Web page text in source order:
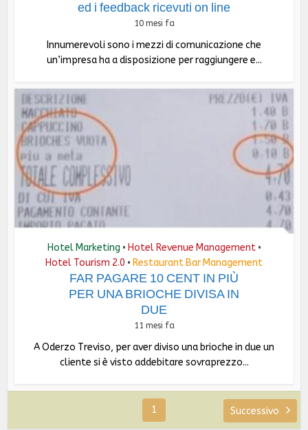
ed i feedback ricevuti on line
10 mesi fa
Innumerevoli sono i mezzi di comunicazione che
un’impresa ha a disposizione per raggiungere e...
Hotel Marketing • Hotel Revenue Management •
Hotel Tourism 2.0 • Restaurant Bar Management
FAR PAGARE 10 CENT IN PIÙ
PER UNA BRIOCHE DIVISA IN
DUE
11 mesi fa
A Oderzo Treviso, per aver diviso una brioche in due un
cliente si è visto addebitare sovraprezzo...
1 Successivo